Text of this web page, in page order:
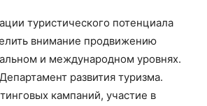
туристического потенциала
внимание продвижению
и международном уровнях.
развития туризма.
кампаний, участие в